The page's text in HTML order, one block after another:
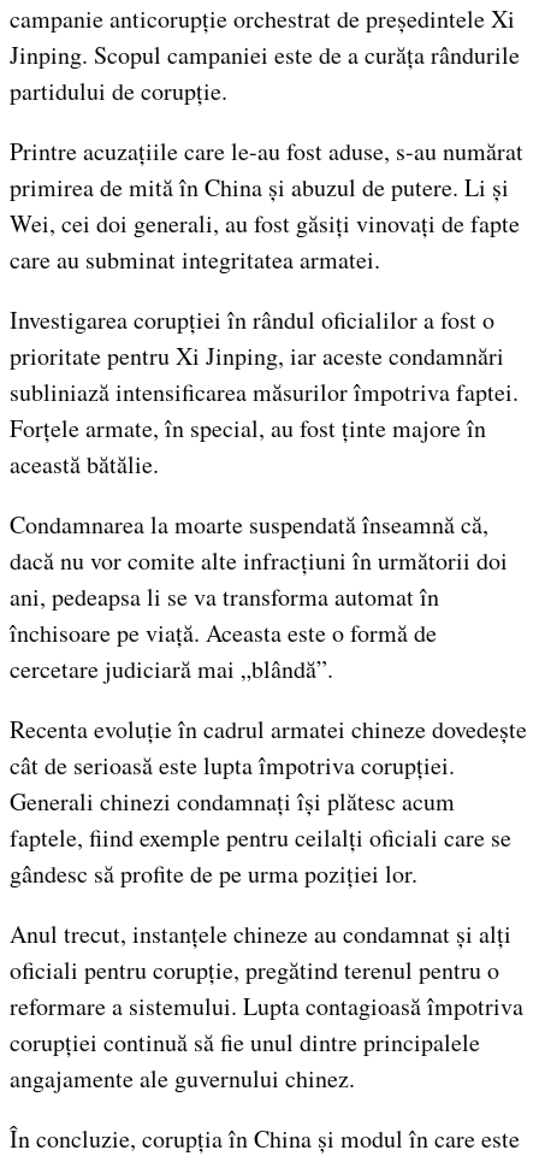
campanie anticorupție orchestrat de președintele Xi
Jinping. Scopul campaniei este de a curăța rândurile
partidului de corupție.
Printre acuzațiile care le-au fost aduse, s-au numărat
primirea de mită în China și abuzul de putere. Li și
Wei, cei doi generali, au fost găsiți vinovați de fapte
care au subminat integritatea armatei.
Investigarea corupției în rândul oficialilor a fost o
prioritate pentru Xi Jinping, iar aceste condamnări
subliniază intensificarea măsurilor împotriva faptei.
Forțele armate, în special, au fost ținte majore în
această bătălie.
Condamnarea la moarte suspendată înseamnă că,
dacă nu vor comite alte infracțiuni în următorii doi
ani, pedeapsa li se va transforma automat în
închisoare pe viață. Aceasta este o formă de
cercetare judiciară mai „blândă”.
Recenta evoluție în cadrul armatei chineze dovedește
cât de serioasă este lupta împotriva corupției.
Generali chinezi condamnați își plătesc acum
faptele, fiind exemple pentru ceilalți oficiali care se
gândesc să profite de pe urma poziției lor.
Anul trecut, instanțele chineze au condamnat și alți
oficiali pentru corupție, pregătind terenul pentru o
reformare a sistemului. Lupta contagioasă împotriva
corupției continuă să fie unul dintre principalele
angajamente ale guvernului chinez.
În concluzie, corupția în China și modul în care este